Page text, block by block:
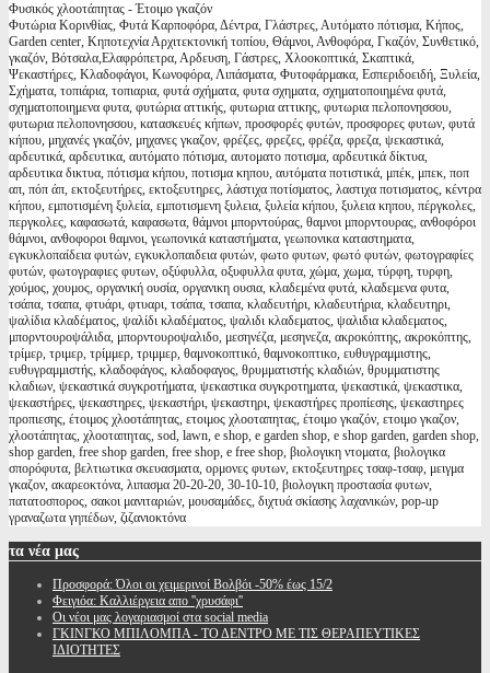
Φυσικός χλοοτάπητας - Έτοιμο γκαζόν
Φυτώρια Κορινθίας, Φυτά Καρποφόρα, Δέντρα, Γλάστρες, Αυτόματο πότισμα, Κήπος,
Garden center, Κηποτεχνία Αρχιτεκτονική τοπίου, Θάμνοι, Ανθοφόρα, Γκαζόν, Συνθετικό,
γκαζόν, Βότσαλα,Ελαφρόπετρα, Αρδευση, Γάστρες, Χλοοκοπτικά, Σκαπτικά,
Ψεκαστήρες, Κλαδοφάγοι, Κωνοφόρα, Λιπάσματα, Φυτοφάρμακα, Εσπεριδοειδή, Ξυλεία,
Σχήματα, τοπιάρια, τοπιαρια, φυτά σχήματα, φυτα σχηματα, σχηματοποιημένα φυτά,
σχηματοποιημενα φυτα, φυτώρια αττικής, φυτωρια αττικης, φυτωρια πελοπονησσου,
φυτωρια πελοπονησσου, κατασκευές κήπων, προσφορές φυτών, προσφορες φυτων, φυτά
κήπου, μηχανές γκαζόν, μηχανες γκαζον, φρέζες, φρεζες, φρέζα, φρεζα, ψεκαστικά,
αρδευτικά, αρδευτικα, αυτόματο πότισμα, αυτοματο ποτισμα, αρδευτικά δίκτυα,
αρδευτικα δικτυα, πότισμα κήπου, ποτισμα κηπου, αυτόματα ποτιστικά, μπέκ, μπεκ, ποπ
απ, πόπ άπ, εκτοξευτήρες, εκτοξευτηρες, λάστιχα ποτίσματος, λαστιχα ποτισματος, κέντρα
κήπου, εμποτισμένη ξυλεία, εμποτισμενη ξυλεια, ξυλεία κήπου, ξυλεια κηπου, πέργκολες,
περγκολες, καφασωτά, καφασωτα, θάμνοι μπορντούρας, θαμνοι μπορντουρας, ανθοφόροι
θάμνοι, ανθοφοροι θαμνοι, γεωπονικά καταστήματα, γεωπονικα καταστηματα,
εγκυκλοπαίδεια φυτών, εγκυκλοπαιδεια φυτών, φωτο φυτων, φωτό φυτών, φωτογραφίες
φυτών, φωτογραφιες φυτων, οξύφυλλα, οξυφυλλα φυτα, χώμα, χωμα, τύρφη, τυρφη,
χούμος, χουμος, οργανική ουσία, οργανικη ουσια, κλαδεμένα φυτά, κλαδεμενα φυτα,
τσάπα, τσαπα, φτυάρι, φτυαρι, τσάπα, τσαπα, κλαδευτήρι, κλαδευτήρια, κλαδευτηρι,
ψαλίδια κλαδέματος, ψαλίδι κλαδέματος, ψαλιδι κλαδεματος, ψαλιδια κλαδεματος,
μπορντουροψάλιδα, μπορντουροψαλιδο, μεσηνέζα, μεσηνεζα, ακροκόπτης, ακροκόπτης,
τρίμερ, τριμερ, τρίμμερ, τριμμερ, θαμνοκοπτικό, θαμνοκοπτικο, ευθυγραμμιστης,
ευθυγραμμιστής, κλαδοφάγος, κλαδοφαγος, θρυμματιστής κλαδιών, θρυμματιστης
κλαδιων, ψεκαστικά συγκροτήματα, ψεκαστικα συγκροτηματα, ψεκαστικά, ψεκαστικα,
ψεκαστήρες, ψεκαστηρες, ψεκαστήρι, ψεκαστηρι, ψεκαστήρες προπίεσης, ψεκαστηρες
προπιεσης, έτοιμος χλοοτάπητας, ετοιμος χλοοταπητας, έτοιμο γκαζόν, ετοιμο γκαζον,
χλοοτάπητας, χλοοταπητας, sod, lawn, e shop, e garden shop, e shop garden, garden shop,
shop garden, free shop garden, free shop, e free shop, βιολογικη ντοματα, βιολογικα
σπορόφυτα, βελτιωτικα σκευασματα, ορμονες φυτων, εκτοξευτηρες τσαφ-τσαφ, μειγμα
γκαζον, ακαρεοκτόνα, λιπασμα 20-20-20, 30-10-10, βιολογικη προστασία φυτων,
πατατοσπορος, σακοι μανιταριών, μουσαμάδες, διχτυά σκίασης λαχανικών, pop-up
γραναζωτα γηπέδων, ζιζανιοκτόνα
τα νέα μας
Προσφορά: Όλοι οι χειμερινοί Βολβόι -50% έως 15/2
Φειγιόα: Καλλιέργεια απο ''χρυσάφι''
Oι νέοι μας λογαριασμοί στα social media
ΓΚΙΝΓΚΟ ΜΠΙΛΟΜΠΑ - ΤΟ ΔΕΝΤΡΟ ΜΕ ΤΙΣ ΘΕΡΑΠΕΥΤΙΚΕΣ
ΙΔΙΟΤΗΤΕΣ